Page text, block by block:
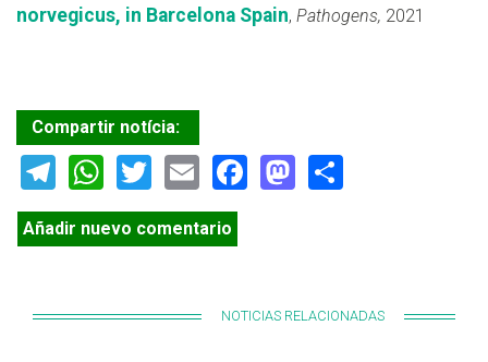
norvegicus, in Barcelona Spain, Pathogens, 2021
Compartir notícia:
Telegram
WhatsApp
TwitterEmailFacebook
Mastodon
Añadir nuevo comentario
NOTICIAS RELACIONADAS